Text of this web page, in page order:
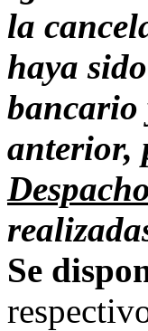
la
haya
bancario
anterior,
Se